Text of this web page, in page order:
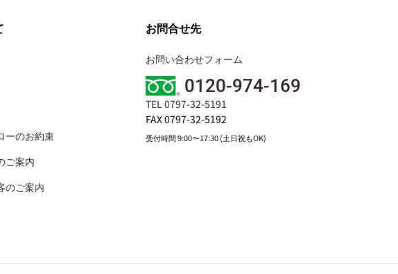
ーのお約束
ご案内
のご案内
お問合せ先
お問い合わせフォーム
0120-974-169
TEL 0797-32-5191
FAX 0797-32-5192
受付時間 9:00〜17:30 (土日祝もOK)